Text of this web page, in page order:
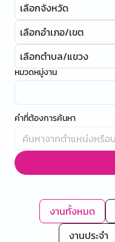
เลือกจังหวัด
เลือกอำเภอ/เขต
เลือกตำบล/แขวง
หมวดหมู่งาน
คำที่ต้องการค้นหา
งานทั้งหมด
งานประจำ